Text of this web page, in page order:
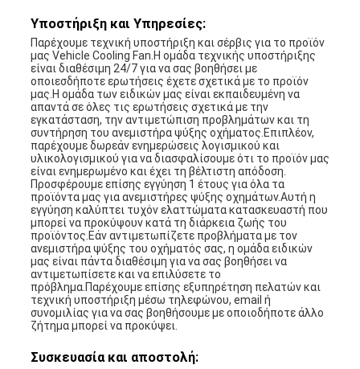
Υποστήριξη και Υπηρεσίες:
Παρέχουμε τεχνική υποστήριξη και σέρβις για το προϊόν
μας Vehicle Cooling Fan.Η ομάδα τεχνικής υποστήριξης
είναι διαθέσιμη 24/7 για να σας βοηθήσει με
οποιεσδήποτε ερωτήσεις έχετε σχετικά με το προϊόν
μας.Η ομάδα των ειδικών μας είναι εκπαιδευμένη να
απαντά σε όλες τις ερωτήσεις σχετικά με την
εγκατάσταση, την αντιμετώπιση προβλημάτων και τη
συντήρηση του ανεμιστήρα ψύξης οχήματος.Επιπλέον,
παρέχουμε δωρεάν ενημερώσεις λογισμικού και
υλικολογισμικού για να διασφαλίσουμε ότι το προϊόν μας
είναι ενημερωμένο και έχει τη βέλτιστη απόδοση.
Προσφέρουμε επίσης εγγύηση 1 έτους για όλα τα
προϊόντα μας για ανεμιστήρες ψύξης οχημάτων.Αυτή η
εγγύηση καλύπτει τυχόν ελαττώματα κατασκευαστή που
μπορεί να προκύψουν κατά τη διάρκεια ζωής του
προϊόντος.Εάν αντιμετωπίζετε προβλήματα με τον
ανεμιστήρα ψύξης του οχήματός σας, η ομάδα ειδικών
μας είναι πάντα διαθέσιμη για να σας βοηθήσει να
αντιμετωπίσετε και να επιλύσετε το
πρόβλημα.Παρέχουμε επίσης εξυπηρέτηση πελατών και
τεχνική υποστήριξη μέσω τηλεφώνου, email ή
συνομιλίας για να σας βοηθήσουμε με οποιοδήποτε άλλο
ζήτημα μπορεί να προκύψει.
Συσκευασία και αποστολή: